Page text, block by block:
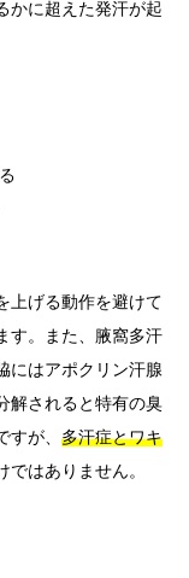
かに超えた発汗が起
上げる動作を避けて
す。また、腋窩多汗
にはアポクリン汗腺
解されると特有の臭
が、 多汗症とワキ
はありません。